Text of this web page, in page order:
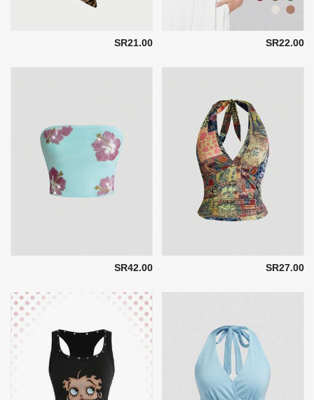
SR22.00
SR21.00
SR27.00
SR42.00